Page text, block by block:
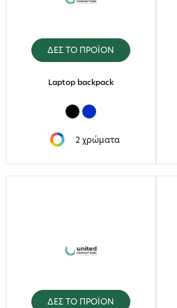
ΔΕΣ ΤΟ ΠΡΟΪΟΝ
Laptop backpack
2 χρώματα
ΔΕΣ ΤΟ ΠΡΟΪΟΝ